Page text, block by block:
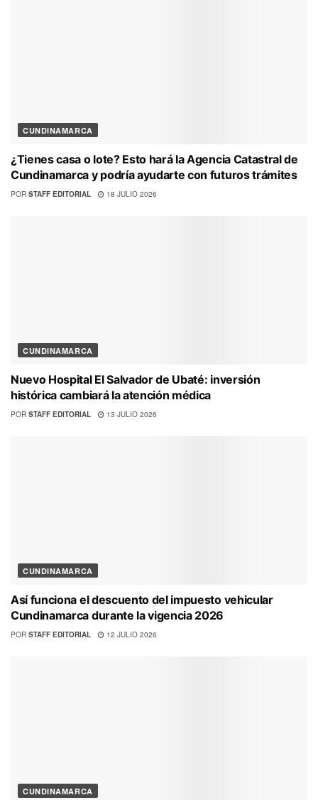
CUNDINAMARCA
¿Tienes casa o lote? Esto hará la Agencia Catastral de
Cundinamarca y podría ayudarte con futuros trámites
POR STAFF EDITORIAL 18 JULIO 2026
CUNDINAMARCA
Nuevo Hospital El Salvador de Ubaté: inversión
histórica cambiará la atención médica
POR STAFF EDITORIAL 13 JULIO 2026
CUNDINAMARCA
Así funciona el descuento del impuesto vehicular
Cundinamarca durante la vigencia 2026
POR STAFF EDITORIAL 12 JULIO 2026
CUNDINAMARCA